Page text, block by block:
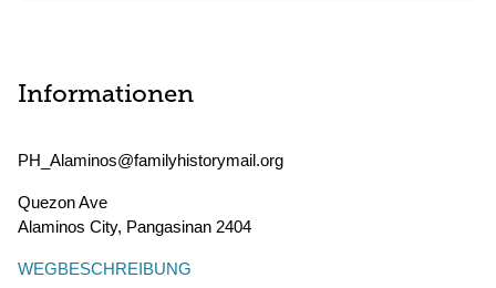
Informationen
PH_Alaminos@familyhistorymail.org
Quezon Ave
Alaminos City, Pangasinan 2404
WEGBESCHREIBUNG